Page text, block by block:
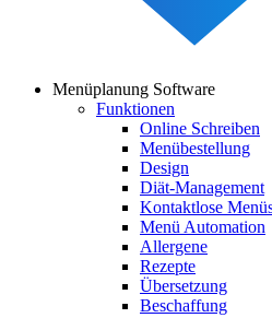
navigation
Menüplanung Software
Funktionen
Online Schreiben
Menübestellung
Design
Diät-Management
Kontaktlose
Menü Automation
Allergene
Rezepte
Übersetzung
Beschaffung